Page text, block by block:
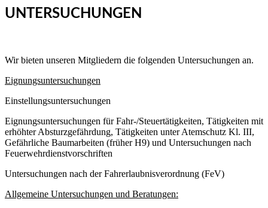
UNTERSUCHUNGEN
Wir bieten unseren Mitgliedern die folgenden Untersuchungen an.
Eignungsuntersuchungen
Einstellungsuntersuchungen
Eignungsuntersuchungen für Fahr-/Steuertätigkeiten, Tätigkeiten mit
erhöhter Absturzgefährdung, Tätigkeiten unter Atemschutz Kl. III,
Gefährliche Baumarbeiten (früher H9) und Untersuchungen nach
Feuerwehrdienstvorschriften
Untersuchungen nach der Fahrerlaubnisverordnung (FeV)
Allgemeine Untersuchungen und Beratungen: